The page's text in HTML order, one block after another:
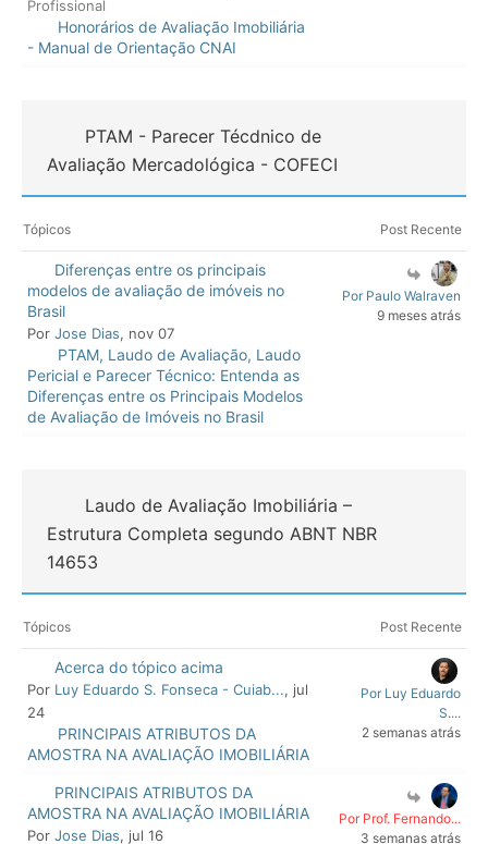
Profissional
Honorários de Avaliação Imobiliária
- Manual de Orientação CNAI
PTAM - Parecer Técdnico de
Avaliação Mercadológica - COFECI
Tópicos Post Recente
Diferenças entre os principais
modelos de avaliação de imóveis no
Brasil
Por Jose Dias, nov 07
PTAM, Laudo de Avaliação, Laudo
Pericial e Parecer Técnico: Entenda as
Diferenças entre os Principais Modelos
de Avaliação de Imóveis no Brasil
Por Paulo Walraven
9 meses atrás
Laudo de Avaliação Imobiliária –
Estrutura Completa segundo ABNT NBR
14653
Tópicos Post Recente
Acerca do tópico acima
Por Luy Eduardo S. Fonseca - Cuiab..., jul
24
PRINCIPAIS ATRIBUTOS DA
AMOSTRA NA AVALIAÇÃO IMOBILIÁRIA
Por Luy Eduardo
S....
2 semanas atrás
PRINCIPAIS ATRIBUTOS DA
AMOSTRA NA AVALIAÇÃO IMOBILIÁRIA
Por Jose Dias, jul 16
Por Prof. Fernando...
3 semanas atrás